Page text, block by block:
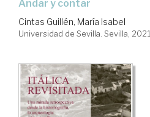
Andar y contar
Cintas Guillén, María Isabel
Universidad de Sevilla. Sevilla, 2021